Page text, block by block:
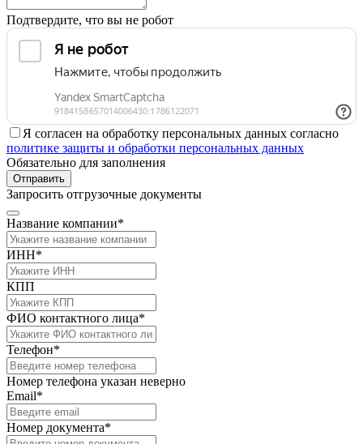
Подтвердите, что вы не робот
Я согласен на обработку персональных данных согласно
политике защиты и обработки персональных данных
Обязательно для заполнения
Отправить
Запросить отгрузочные документы
Название компании*
ИНН*
КПП
ФИО контактного лица*
Телефон*
Номер телефона указан неверно
Email*
Номер документа*